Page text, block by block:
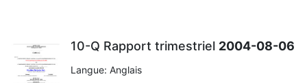
10-Q Rapport trimestriel 2004-08-06
Langue: Anglais